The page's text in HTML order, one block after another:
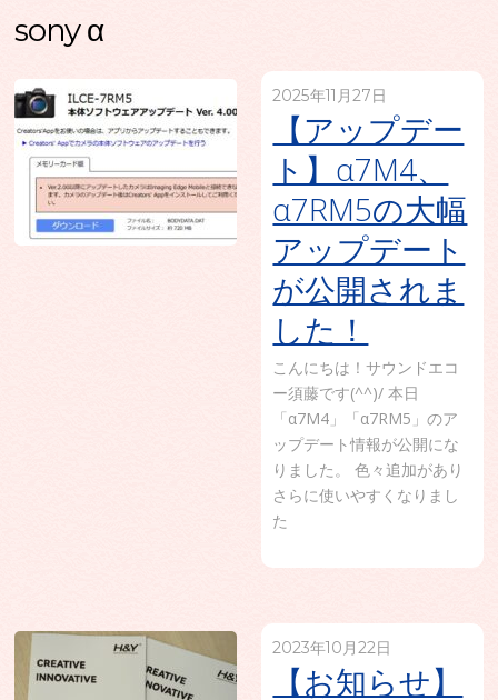
sony α
2025年11月27日
【アップデー
ト】α7M4、
α7RM5の大幅
アップデート
が公開されま
した！
こんにちは！サウンドエコ
ー須藤です(^^)/ 本日
「α7M4」「α7RM5」のア
ップデート情報が公開にな
りました。 色々追加があり
さらに使いやすくなりまし
た
2023年10月22日
【お知らせ】